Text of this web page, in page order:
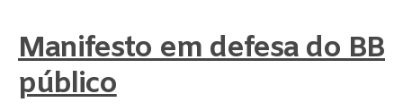
Manifesto em defesa do BB
público